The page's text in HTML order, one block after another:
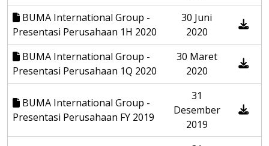
BUMA International Group -
Presentasi Perusahaan 1H 2020
30 Juni
2020
BUMA International Group -
Presentasi Perusahaan 1Q 2020
30 Maret
2020
BUMA International Group -
Presentasi Perusahaan FY 2019
31
Desember
2019